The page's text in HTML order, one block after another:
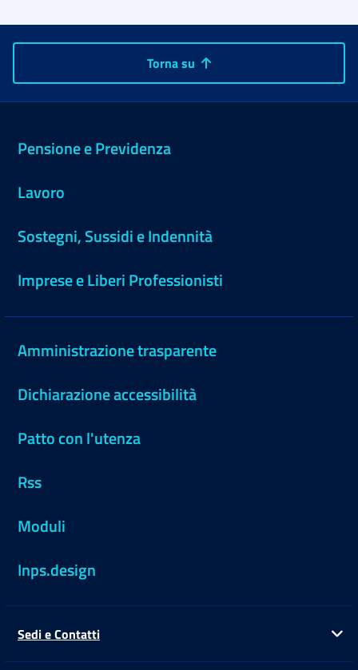
Torna su
Pensione e Previdenza
Lavoro
Sostegni, Sussidi e Indennità
Imprese e Liberi Professionisti
Amministrazione trasparente
Dichiarazione accessibilità
Patto con l'utenza
Rss
Moduli
Inps.design
Sedi e Contatti